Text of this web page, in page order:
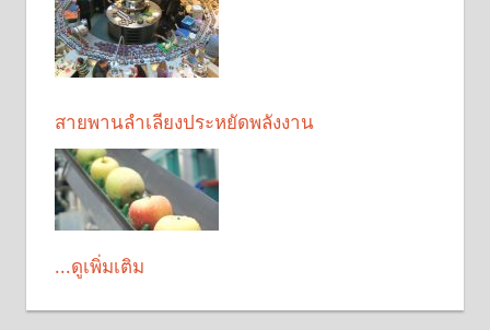
สายพานลำเลียงประหยัดพลังงาน
...ดูเพิ่มเติม